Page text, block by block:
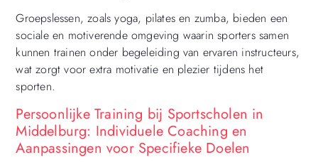
Groepslessen, zoals yoga, pilates en zumba, bieden een
sociale en motiverende omgeving waarin sporters samen
kunnen trainen onder begeleiding van ervaren instructeurs,
wat zorgt voor extra motivatie en plezier tijdens het
sporten.
Persoonlijke Training bij Sportscholen in
Middelburg: Individuele Coaching en
Aanpassingen voor Specifieke Doelen